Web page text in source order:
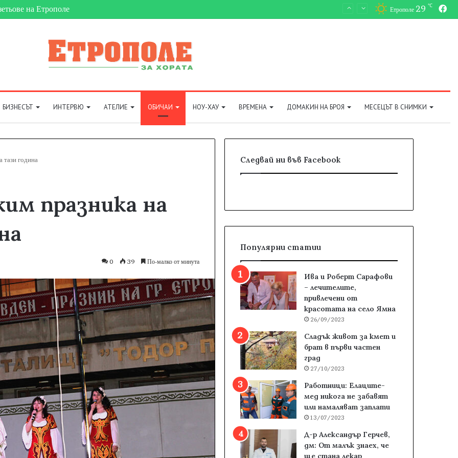
на Етрополе Етрополе 29 ℃
БИЗНЕСЪТ ИНТЕРВЮ АТЕЛИЕ ОБИЧАИ НОУ-ХАУ ВРЕМЕНА ДОМАКИН НА БРОЯ МЕСЕЦЪТ В СНИМКИ
тази година
празника на
0 39 По-малко от минута
Следвай ни във Facebook
Популярни статии
Ива и Роберт Сарафови
– лечителите,
привлечени от
красотата на село Ямна
26/09/2023
Сладък живот за кмет и
брат в първи частен
град
27/10/2023
Работници: Елаците-
мед никога не забавят
или намаляват заплати
13/07/2023
Д-р Александър Герчев,
дм: От малък знаех, че
ще стана лекар